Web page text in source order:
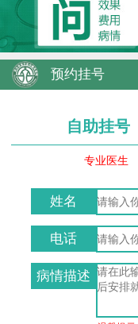
预约挂号
自助挂号
专业医生
姓名
电话
病情描述